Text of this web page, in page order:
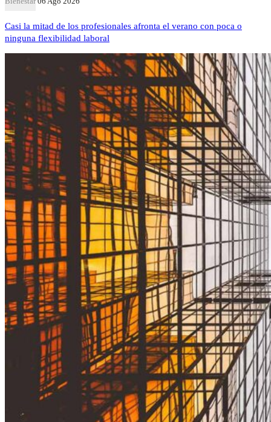
Casi la mitad de los profesionales afronta el verano con poca o
ninguna flexibilidad laboral